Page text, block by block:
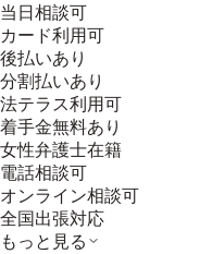
当日相談可
カード利用可
後払いあり
分割払いあり
法テラス利用可
着手金無料あり
女性弁護士在籍
電話相談可
オンライン相談可
全国出張対応
もっと見る